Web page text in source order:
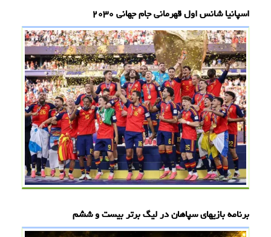
اسپانیا شانس اول قهرمانی جام جهانی ۲۰۳۰
برنامه بازیهای سپاهان در لیگ برتر بیست و ششم